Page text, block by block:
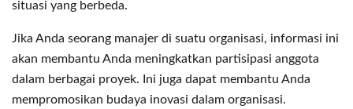
situasi yang berbeda.
Jika Anda seorang manajer di suatu organisasi, informasi ini
akan membantu Anda meningkatkan partisipasi anggota
dalam berbagai proyek. Ini juga dapat membantu Anda
mempromosikan budaya inovasi dalam organisasi.